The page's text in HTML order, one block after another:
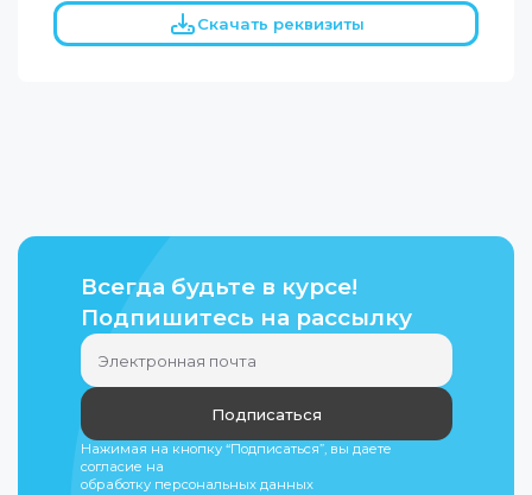
Скачать реквизиты
Всегда будьте в курсе!
Подпишитесь на рассылку
Подписаться
Нажимая на кнопку “Подписаться”, вы даете
согласие на
обработку персональных данных